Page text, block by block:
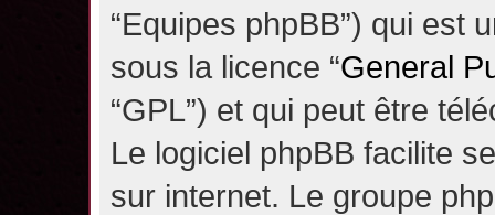
“Equipes phpBB”) qui est
sous la licence “General
“GPL”) et qui peut être
Le logiciel phpBB facilite
sur internet. Le groupe